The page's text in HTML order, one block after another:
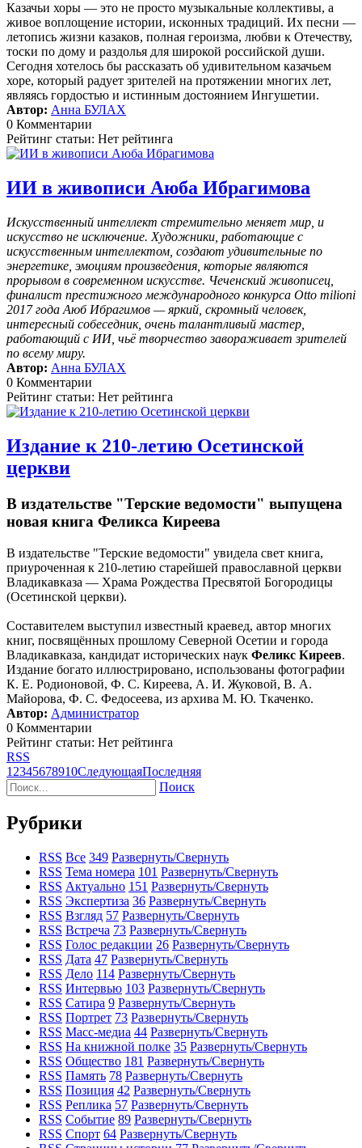
Казачьи хоры — это не просто музыкальные коллективы, а
живое воплощение истории, исконных традиций. Их песни —
летопись жизни казаков, полная героизма, любви к Отечеству,
тоски по дому и раздолья для широкой российской души.
Сегодня хотелось бы рассказать об удивительном казачьем
хоре, который радует зрителей на протяжении многих лет,
являясь гордостью и истинным достоянием Ингушетии.
Автор: Анна БУЛАХ
0 Комментарии
Рейтинг статьи: Нет рейтинга
ИИ в живописи Аюба Ибрагимова
Искусственный интеллект стремительно меняет мир, и
искусство не исключение. Художники, работающие с
искусственным интеллектом, создают удивительные по
энергетике, эмоциям произведения, которые являются
прорывом в современном искусстве. Чеченский живописец,
финалист престижного международного конкурса Otto milioni
2017 года Аюб Ибрагимов — яркий, скромный человек,
интересный собеседник, очень талантливый мастер,
работающий с ИИ, чьё творчество завораживает зрителей
по всему миру.
Автор: Анна БУЛАХ
0 Комментарии
Рейтинг статьи: Нет рейтинга
Издание к 210-летию Осетинской
церкви
В издательстве "Терские ведомости" выпущена
новая книга Феликса Киреева
В издательстве "Терские ведомости" увидела свет книга,
приуроченная к 210-летию старейшей православной церкви
Владикавказа — Храма Рождества Пресвятой Богородицы
(Осетинской церкви).
Составителем выступил известный краевед, автор многих
книг, посвящённых прошлому Северной Осетии и города
Владикавказа, кандидат исторических наук Феликс Киреев.
Издание богато иллюстрировано, использованы фотографии
К. Е. Родионовой, Ф. С. Киреева, А. И. Жуковой, В. А.
Майорова, Ф. С. Федосеева, из архива М. Ю. Ткаченко.
Автор: Администратор
0 Комментарии
Рейтинг статьи: Нет рейтинга
RSS
1 2345678910СледующаяПоследняя
Поиск
Рубрики
RSS Все 349 Развернуть/Свернуть
RSS Тема номера 101 Развернуть/Свернуть
RSS Актуально 151 Развернуть/Свернуть
RSS Экспертиза 36 Развернуть/Свернуть
RSS Взгляд 57 Развернуть/Свернуть
RSS Встреча 73 Развернуть/Свернуть
RSS Голос редакции 26 Развернуть/Свернуть
RSS Дата 47 Развернуть/Свернуть
RSS Дело 114 Развернуть/Свернуть
RSS Интервью 103 Развернуть/Свернуть
RSS Сатира 9 Развернуть/Свернуть
RSS Портрет 73 Развернуть/Свернуть
RSS Масс-медиа 44 Развернуть/Свернуть
RSS На книжной полке 35 Развернуть/Свернуть
RSS Общество 181 Развернуть/Свернуть
RSS Память 78 Развернуть/Свернуть
RSS Позиция 42 Развернуть/Свернуть
RSS Реплика 57 Развернуть/Свернуть
RSS Событие 89 Развернуть/Свернуть
RSS Спорт 64 Развернуть/Свернуть